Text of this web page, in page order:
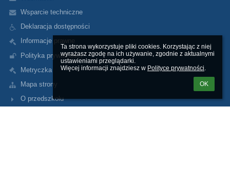
Ta strona wykorzystuje pliki cookies. Korzystając z niej
wyrażasz zgodę na ich używanie, zgodnie z aktualnymi
ustawieniami przeglądarki.
Więcej informacji znajdziesz w Polityce prywatności.
OK
Wsparcie techniczne
Deklaracja dostępności
Informacje prawne
Polityka prywatności
Metryczka
Mapa strony
O przedszkolu